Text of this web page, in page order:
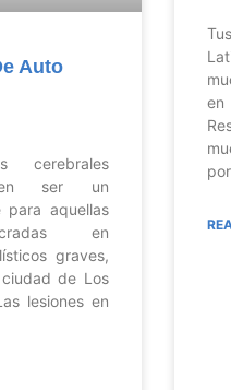
Auto
ser un
para aquellas
en
graves,
de Los
lesiones en
en
por